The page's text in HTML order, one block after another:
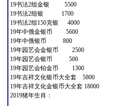
19书法2组金银 5500
19书法2组银 1700
19书法2组150克银 4000
19年中俄金银币 5600
19年中俄银币 800
19年园艺会金银币 2500
19年园艺会银币 500
19年园艺会铂金币 1300
19年吉祥文化银币大全套 5800
19年吉祥文化金银币大全套 18000
2019猪年生肖：